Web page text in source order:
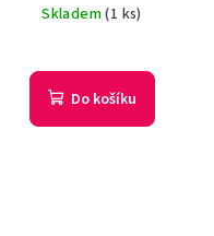
Skladem(1 ks)
Do košíku